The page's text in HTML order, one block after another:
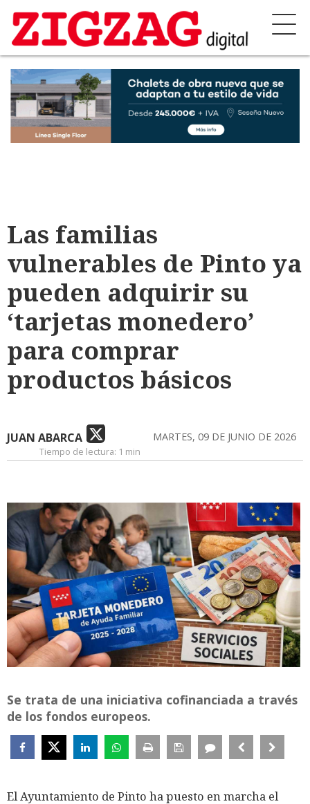
Las familias
vulnerables de Pinto ya
pueden adquirir su
‘tarjetas monedero’
para comprar
productos básicos
JUAN ABARCA MARTES, 09 DE JUNIO DE 2026
Tiempo de lectura: 1 min
Se trata de una iniciativa cofinanciada a través
de los fondos europeos.
El Ayuntamiento de Pinto ha puesto en marcha el